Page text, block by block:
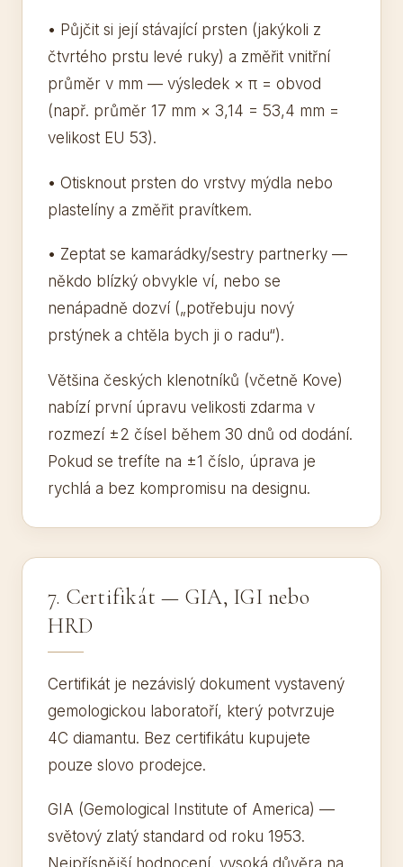
• Půjčit si její stávající prsten (jakýkoli z
čtvrtého prstu levé ruky) a změřit vnitřní
průměr v mm — výsledek × π = obvod
(např. průměr 17 mm × 3,14 = 53,4 mm =
velikost EU 53).
• Otisknout prsten do vrstvy mýdla nebo
plastelíny a změřit pravítkem.
• Zeptat se kamarádky/sestry partnerky —
někdo blízký obvykle ví, nebo se
nenápadně dozví („potřebuju nový
prstýnek a chtěla bych ji o radu“).
Většina českých klenotníků (včetně Kove)
nabízí první úpravu velikosti zdarma v
rozmezí ±2 čísel během 30 dnů od dodání.
Pokud se trefíte na ±1 číslo, úprava je
rychlá a bez kompromisu na designu.
7. Certifikát — GIA, IGI nebo
HRD
Certifikát je nezávislý dokument vystavený
gemologickou laboratoří, který potvrzuje
4C diamantu. Bez certifikátu kupujete
pouze slovo prodejce.
GIA (Gemological Institute of America) —
světový zlatý standard od roku 1953.